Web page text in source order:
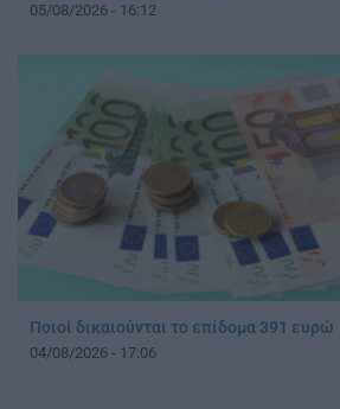
05/08/2026 - 16:12
Ποιοί δικαιούνται το επίδομα 391 ευρώ
04/08/2026 - 17:06